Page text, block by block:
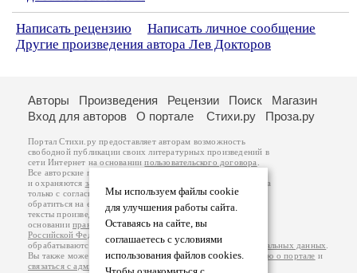
Написать рецензию
Написать личное сообщение
Другие произведения автора Лев Докторов
Мы используем файлы cookie
для улучшения работы сайта.
Оставаясь на сайте, вы
соглашаетесь с условиями
использования файлов cookies.
Авторы Произведения Рецензии Поиск
Магазин
Вход для авторов
О портале Стихи.ру Проза.ру
Портал Стихи.ру предоставляет авторам возможность
свободной публикации своих литературных произведений в
сети Интернет на основаниипользовательского договора
Все авторские права на произведения принадлежат авторам
и охраняются законом
. Перепечатка произведений возможна
только с согласия его автора, к которому вы можете
обратиться на его авторской странице. Ответственность за
тексты произведений авторы несут самостоятельно на
основанииправил публикацииизаконодательства
Российской Федерации
обрабатываются на основанииПолитики обработки персональных данных
Вы также можете посмотреть более подробнуюинформацию о портале и
связаться с администрацией